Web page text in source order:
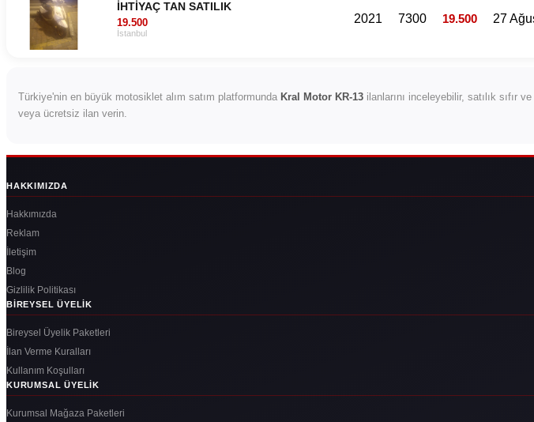
İHTİYAÇ TAN SATILIK
19.500
İstanbul
2021 7300 19.500 27
Türkiye'nin en büyük motosiklet alım satım platformunda Kral Motor KR-13 ilanlarını inceleyebilir, satılık sıfır
veya ücretsiz ilan verin.
HAKKIMIZDA
Hakkımızda
Reklam
İletişim
Blog
Gizlilik Politikası
BIREYSEL ÜYELIK
Bireysel Üyelik Paketleri
İlan Verme Kuralları
Kullanım Koşulları
KURUMSAL ÜYELIK
Kurumsal Mağaza Paketleri